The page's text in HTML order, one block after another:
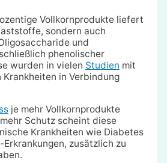
Vollkornprodukte liefert
sondern auch
und
phenolischer
wurden in vielen Studien mit
in Verbindung
je mehr Vollkornprodukte
Schutz scheint diese
Krankheiten wie Diabetes
zusätzlich zu